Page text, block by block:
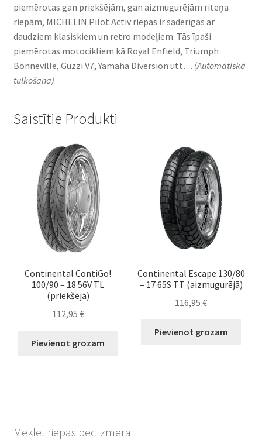
piemērotas gan priekšējām, gan aizmugurējām riteņa
riepām, MICHELIN Pilot Activ riepas ir saderīgas ar
daudziem klasiskiem un retro modeļiem. Tās īpaši
piemērotas motocikliem kā Royal Enfield, Triumph
Bonneville, Guzzi V7, Yamaha Diversion utt… (Automātiskā
tulkošana)
Saistītie Produkti
Continental ContiGo!
100/90 – 18 56V TL
(priekšējā)
112,95 €
Pievienot grozam
Continental Escape 130/80
– 17 65S TT (aizmugurējā)
116,95€
Pievienot grozam
Meklēt riepas pēc izmēra